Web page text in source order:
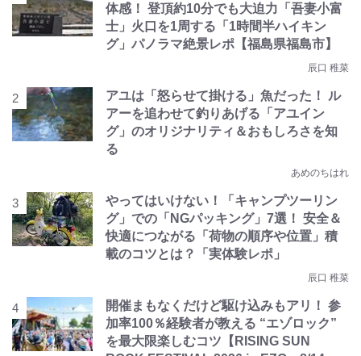
体感！ 登頂約10分でも大迫力「吾妻小富
士」火口を1周する「1時間半ハイキン
グ」パノラマ絶景レポ【福島県福島市】
辰口 稚菜
アユは「怒らせて掛ける」魚だった！ ル
アーを追わせて釣りあげる「アユイン
グ」のオリジナリティ＆おもしろさを知
る
あめのちはれ
やってはいけない！「キャンプツーリン
グ」での「NGパッキング」7選！ 安全＆
快適につながる「荷物の順序や位置」積
載のコツとは？「実体験レポ」
辰口 稚菜
開催まもなくだけど駆け込みもアリ！ 参
加率100％経験者が教える “エゾロック”
を最大限楽しむコツ【RISING SUN